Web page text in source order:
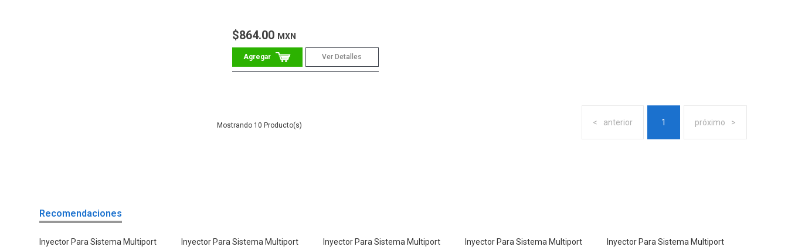
$864.00 MXN
Ver Detalles
anterior 1 próximo
10
Recomendaciones
Inyector Para Sistema Multiport
Inyector Para Sistema Multiport
Inyector Para Sistema Multiport
Inyector Para Sistema Multiport
Inyector Para Sistema Multiport